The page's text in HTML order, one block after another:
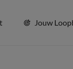
Jouw